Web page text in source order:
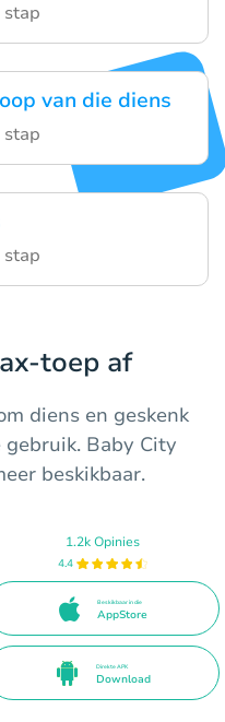
stap
van die diens
stap
stap
toep af
diens en geskenk
Baby City
beskikbaar.
1.2k Opinies
4.4
Beskikbaar in die
AppStore
Direkte APK
Download